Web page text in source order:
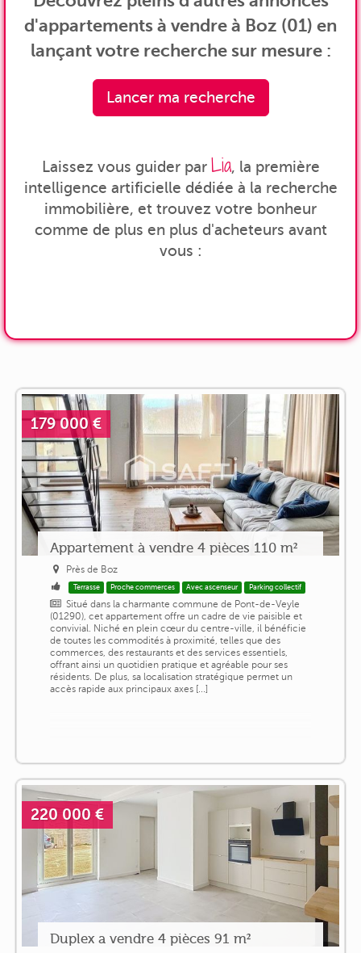
d'appartements à vendre à Boz (01) en
lançant votre recherche sur mesure :
Lancer ma recherche
Laissez vous guider par Lia, la première
intelligence artificielle dédiée à la recherche
immobilière, et trouvez votre bonheur
comme de plus en plus d'acheteurs avant
vous :
179 000 €
Appartement à vendre 4 pièces 110 m²
Près de Boz
Terrasse Proche commerces Avec ascenseur Parking collectif
Situé dans la charmante commune de Pont-de-Veyle
(01290), cet appartement offre un cadre de vie paisible et
convivial. Niché en plein cœur du centre-ville, il bénéficie
de toutes les commodités à proximité, telles que des
commerces, des restaurants et des services essentiels,
offrant ainsi un quotidien pratique et agréable pour ses
résidents. De plus, sa localisation stratégique permet un
accès rapide aux principaux axes [...]
220 000 €
Duplex a vendre 4 pièces 91 m²